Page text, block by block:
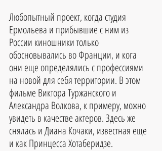
Любопытный проект, когда студия
Ермольева и прибывшие с ним из
России киношники только
обосновывались во Франции, и кога
они еще определялись с профессиями
на новой для себя территории. В этом
фильме Виктора Туржанского и
Александра Волкова, к примеру, можно
увидеть в качестве актеров. Здесь же
снялась и Диана Кочаки, известная еще
и как Принцесса Хотаберидзе.